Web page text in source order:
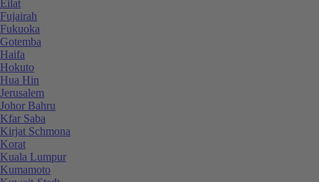
Eilat
Fujairah
Fukuoka
Gotemba
Haifa
Hokuto
Hua Hin
Jerusalem
Johor Bahru
Kfar Saba
Kirjat Schmona
Korat
Kuala Lumpur
Kumamoto